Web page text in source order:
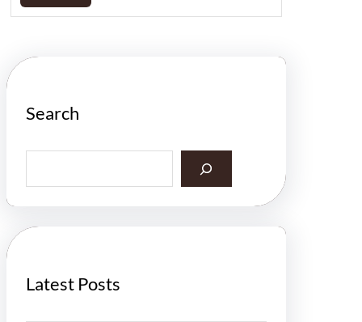
Search
a
h
Latest Posts